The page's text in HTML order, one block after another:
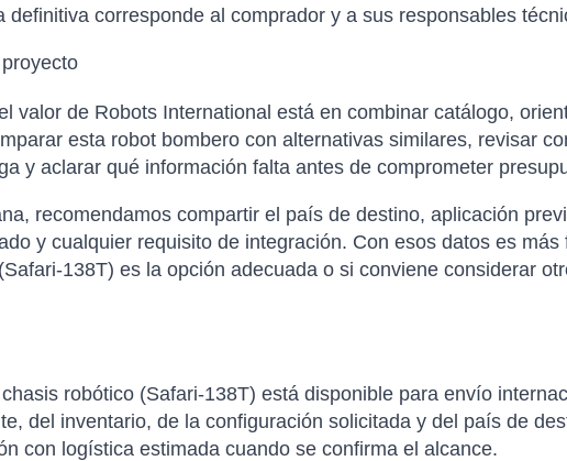
corresponde al comprador y a sus responsables
valor de Robots International está en combinar catálogo,
esta robot bombero con alternativas similares, revisar
y aclarar qué información falta antes de comprometer
recomendamos compartir el país de destino, aplicación
y cualquier requisito de integración. Con esos datos es
138T) es la opción adecuada o si conviene considerar
robótico (Safari-138T) está disponible para envío
del inventario, de la configuración solicitada y del país de
con logística estimada cuando se confirma el alcance.